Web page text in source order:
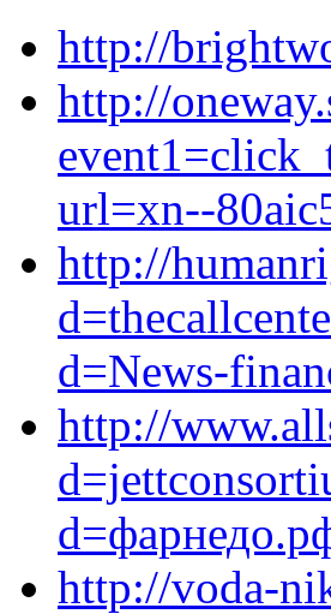
http://
http://
url=xn--
http://
d=News-
http://
http://voda-